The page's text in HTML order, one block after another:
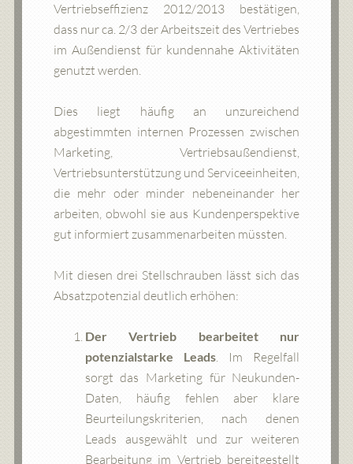
Vertriebseffizienz 2012/2013 bestätigen,
dass nur ca. 2/3 der Arbeitszeit des Vertriebes
im Außendienst für kundennahe Aktivitäten
genutzt werden.
Dies liegt häufig an unzureichend
abgestimmten internen Prozessen zwischen
Marketing, Vertriebsaußendienst,
Vertriebsunterstützung und Serviceeinheiten,
die mehr oder minder nebeneinander her
arbeiten, obwohl sie aus Kundenperspektive
gut informiert zusammenarbeiten müssten.
Mit diesen drei Stellschrauben lässt sich das
Absatzpotenzial deutlich erhöhen:
Der Vertrieb bearbeitet nur
potenzialstarke Leads. Im Regelfall
sorgt das Marketing für Neukunden-
Daten, häufig fehlen aber klare
Beurteilungskriterien, nach denen
Leads ausgewählt und zur weiteren
Bearbeitung im Vertrieb bereitgestellt